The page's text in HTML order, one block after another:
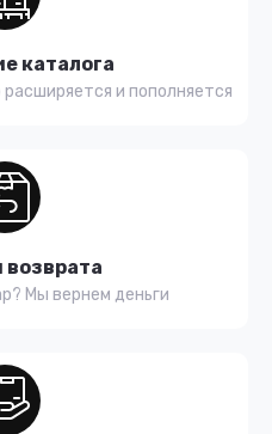
каталога
и пополняется
возврата
Мы вернем деньги